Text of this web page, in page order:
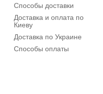
Способы доставки
Доставка и оплата по
Киеву
Доставка по Украине
Способы оплаты